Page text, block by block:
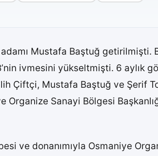
adamı Mustafa Baştuğ getirilmişti.
ivmesini yükseltmişti. 6 aylık
Çiftçi, Mustafa Baştuğ ve Şerif
Organize Sanayi Bölgesi
ve donanımıyla Osmaniye